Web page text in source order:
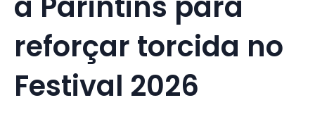
reforçar torcida no
Festival 2026